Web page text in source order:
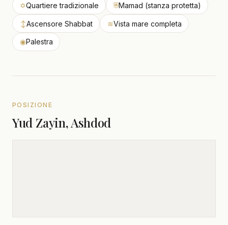
✡Quartiere tradizionale ⛨Mamad (stanza protetta)
↕Ascensore Shabbat ≋Vista mare completa
◉Palestra
POSIZIONE
Yud Zayin, Ashdod